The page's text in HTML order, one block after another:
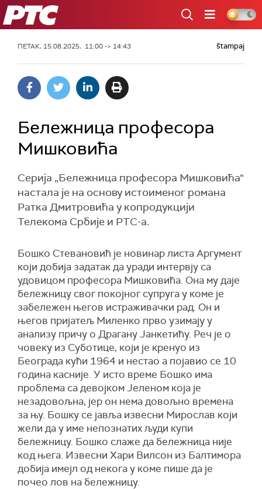
РТС
ПЕТАК, 15.08.2025, 11:00 -> 14:43 štampaj
Бележница професора
Мишковића
Серија „Бележница професора Мишковића“
настала је на основу истоименог романа
Ратка Дмитровића у копродукцији
Телекома Србије и РТС-а.
Бошко Стевановић је новинар листа Аргумент
који добија задатак да уради интервју са
удовицом професора Мишковића. Она му даје
бележницу свог покојног супруга у коме је
забележен његов истраживачки рад. Он и
његов пријатељ Миленко прво узимају у
анализу причу о Драгану Јанкетићу. Реч је о
човеку из Суботице, који је кренуо из
Београда кући 1964 и нестао а појавио се 10
година касније. У исто време Бошко има
проблема са девојком Јеленом која је
незадовољна, јер он нема довољно времена
за њу. Бошку се јавља извесни Мирослав који
жели да у име непознатих људи купи
бележницу. Бошко слаже да бележница није
код њега. Извесни Хари Вилсон из Балтимора
добија имејл од некога у коме пише да је
почео лов на бележницу.